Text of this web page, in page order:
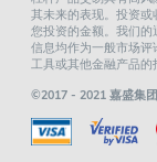
其未来的表现。投资
您投资的金额。我们
信息均作为一般市场
工具或其他金融产品的
©2017 - 2021 嘉盛集